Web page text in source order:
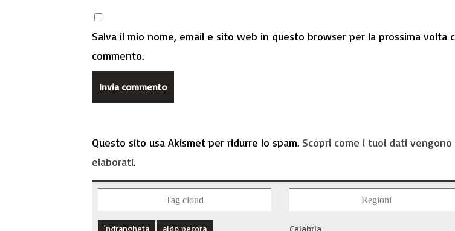
Salva il mio nome, email e sito web in questo browser per la prossima volta
commento.
Questo sito usa Akismet per ridurre lo spam. Scopri come i tuoi dati vengono
elaborati.
Tag cloud
'ndrangheta
aldo pecora
Regioni